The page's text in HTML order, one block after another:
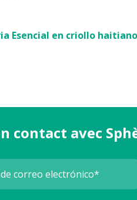
Esencial en criollo haitiano
contact avec